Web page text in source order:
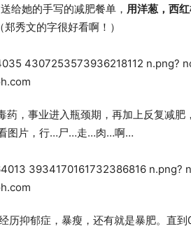
给她的手写的减肥餐单， 用洋葱，西
秀文的字很好看啊！）
，事业进入瓶颈期，再加上反复减肥
图片，行…尸…走…肉…啊…
历抑郁症，暴瘦，还有就是暴肥。直